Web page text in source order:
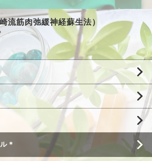
流筋肉弛緩神経蘇生法）
＊